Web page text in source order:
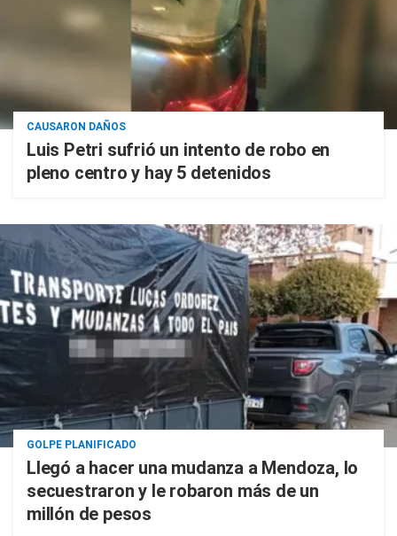
CAUSARON DAÑOS
Luis Petri sufrió un intento de robo en
pleno centro y hay 5 detenidos
GOLPE PLANIFICADO
Llegó a hacer una mudanza a Mendoza, lo
secuestraron y le robaron más de un
millón de pesos